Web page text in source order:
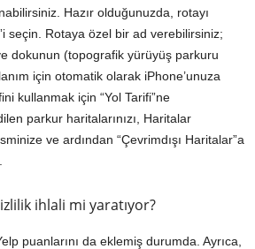
Hazır olduğunuzda, rotayı
seçin. Rotaya özel bir ad verebilirsiniz;
dokunun (topografik yürüyüş parkuru
için otomatik olarak iPhone’unuza
kullanmak için “Yol Tarifi”ne
parkur haritalarınızı, Haritalar
ve ardından “Çevrimdışı Haritalar”a
ihlali mi yaratıyor?
puanlarını da eklemiş durumda. Ayrıca,